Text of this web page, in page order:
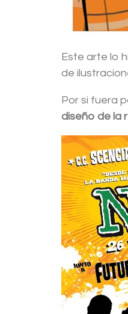
Este arte lo
de
Por si fuera
diseño de la